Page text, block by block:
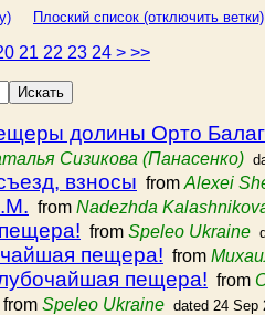
Плоский список (отключить ветки)
21 22 23 24 > >>
долины Орто
Сизикова (Панасенко)
взносы from Alexei
from Nadezhda
from Speleo Ukraine
пещера! from
пещера! from
from Speleo Ukraine dated 24 Sep